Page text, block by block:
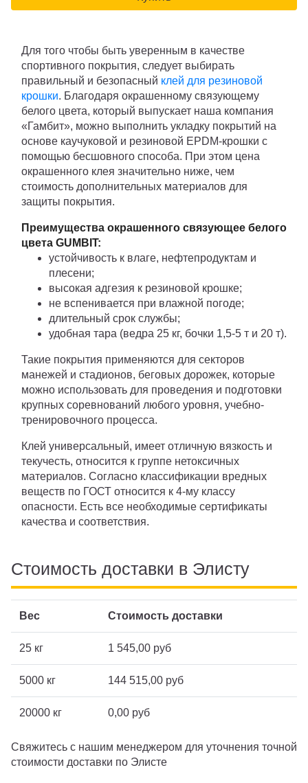
Для того чтобы быть уверенным в качестве
спортивного покрытия, следует выбирать
правильный и безопасный клей для резиновой
крошки. Благодаря окрашенному связующему
белого цвета, который выпускает наша компания
«Гамбит», можно выполнить укладку покрытий на
основе каучуковой и резиновой EPDM-крошки с
помощью бесшовного способа. При этом цена
окрашенного клея значительно ниже, чем
стоимость дополнительных материалов для
защиты покрытия.
Преимущества окрашенного связующее белого
цвета GUMBIT:
устойчивость к влаге, нефтепродуктам и
плесени;
высокая адгезия к резиновой крошке;
не вспенивается при влажной погоде;
длительный срок службы;
удобная тара (ведра 25 кг, бочки 1,5-5 т и 20 т).
Такие покрытия применяются для секторов
манежей и стадионов, беговых дорожек, которые
можно использовать для проведения и подготовки
крупных соревнований любого уровня, учебно-
тренировочного процесса.
Клей универсальный, имеет отличную вязкость и
текучесть, относится к группе нетоксичных
материалов. Согласно классификации вредных
веществ по ГОСТ относится к 4-му классу
опасности. Есть все необходимые сертификаты
качества и соответствия.
Стоимость доставки в Элисту
Вес Стоимость доставки
25 кг 1 545,00 руб
5000 кг 144 515,00 руб
20000 кг 0,00 руб
Свяжитесь с нашим менеджером для уточнения точной
стоимости доставки по Элисте